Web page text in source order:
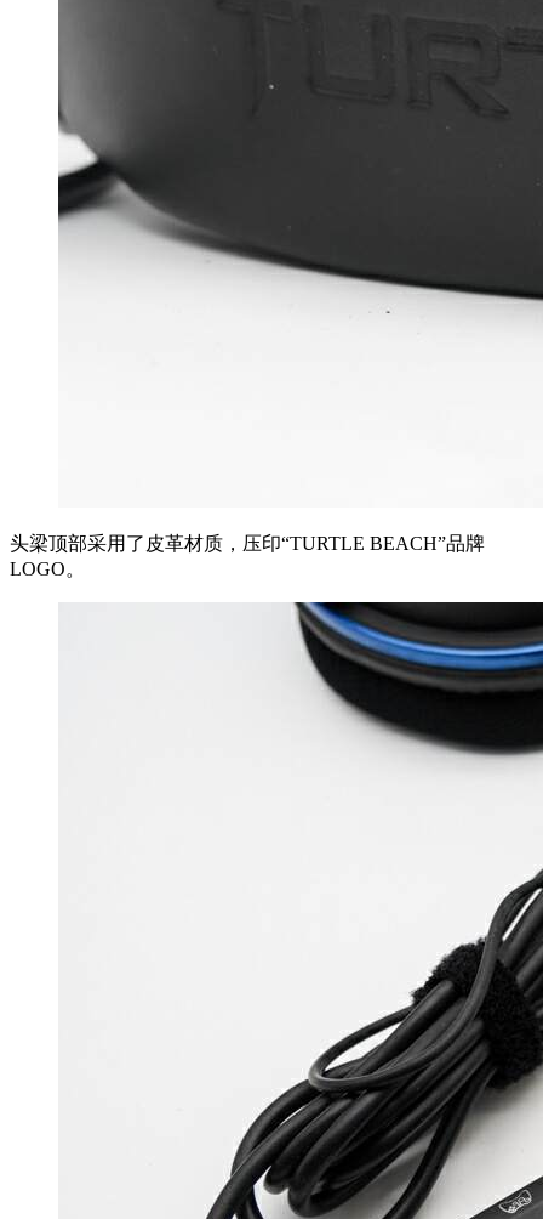
头梁顶部采用了皮革材质，压印“TURTLE BEACH”品牌
LOGO。